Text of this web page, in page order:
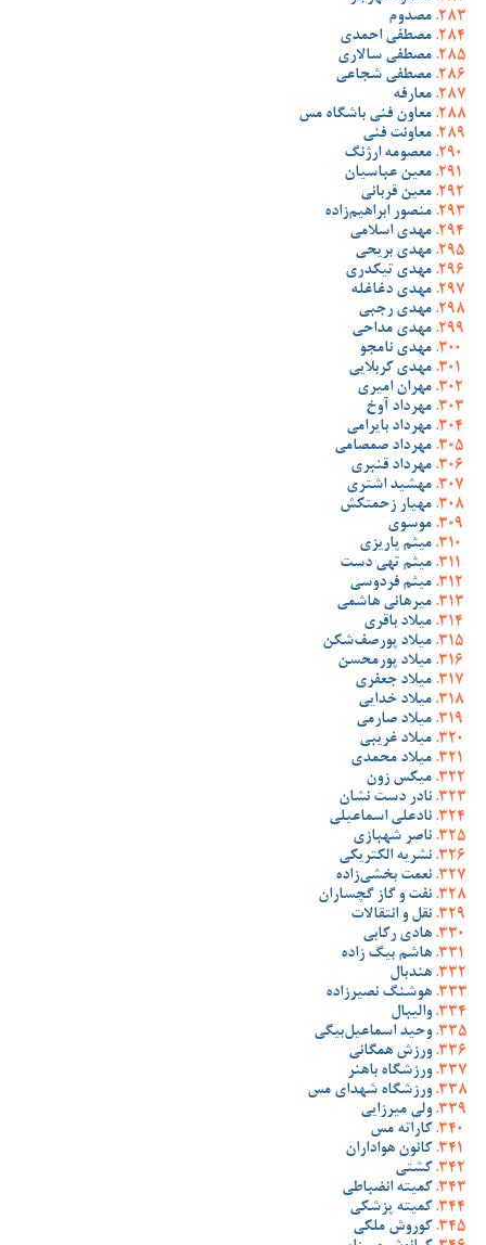
مصدوم
مصطفی احمدی
مصطفی سالاری
مصطفی شجاعی
معارفه
معاون فنی باشگاه مس
معاونت فنی
معصومه ارژنگ
معین عباسیان
معین قربانی
منصور ابراهیم‌زاده
مهدی اسلامی
مهدی بریحی
مهدی تیکدری
مهدی دغاغله
مهدی رجبی
مهدی مداحی
مهدی نامجو
مهدی کربلایی
مهران امیری
مهرداد آوخ
مهرداد بایرامی
مهرداد صمصامی
مهرداد قنبری
مهشید اشتری
مهیار زحمتکش
موسوی
میثم پاریزی
میثم تهی دست
میثم فردوسی
میرهانی هاشمی
میلاد باقری
میلاد پورصف‌شکن
میلاد پورمحسن
میلاد جعفری
میلاد خدایی
میلاد صارمی
میلاد غریبی
میلاد محمدی
میکس زون
نادر دست نشان
نادعلی اسماعیلی
ناصر شهبازی
نشریه الکتریکی
نعمت بخشی‌زاده
نفت و گاز گچساران
نقل و انتقالات
هادی رکابی
هاشم بیگ زاده
هندبال
هوشنگ نصیرزاده
والیبال
وحید اسماعیل‌بیگی
ورزش همگانی
ورزشگاه باهنر
ورزشگاه شهدای مس
ولی میرزایی
کاراته مس
کانون هواداران
کشتی
کمیته انضباطی
کمیته پزشکی
کوروش ملکی